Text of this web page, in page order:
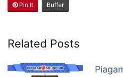
Pin It Buffer
Related Posts